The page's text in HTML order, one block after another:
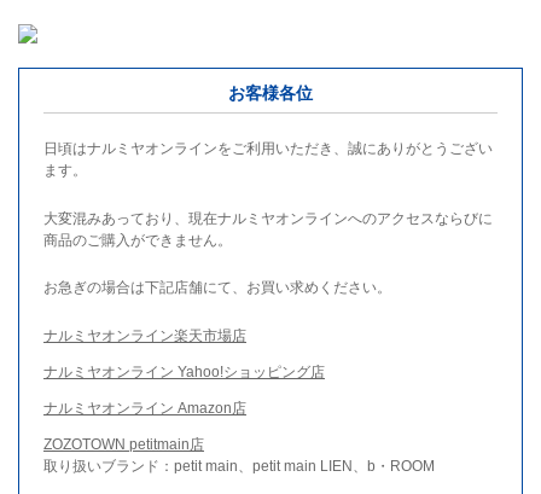
お客様各位
日頃はナルミヤオンラインをご利用いただき、誠にありがとうござい
ます。
大変混みあっており、現在ナルミヤオンラインへのアクセスならびに
商品のご購入ができません。
お急ぎの場合は下記店舗にて、お買い求めください。
ナルミヤオンライン楽天市場店
ナルミヤオンライン Yahoo!ショッピング店
ナルミヤオンライン Amazon店
ZOZOTOWN petitmain店
取り扱いブランド：petit main、petit main LIEN、b・ROOM